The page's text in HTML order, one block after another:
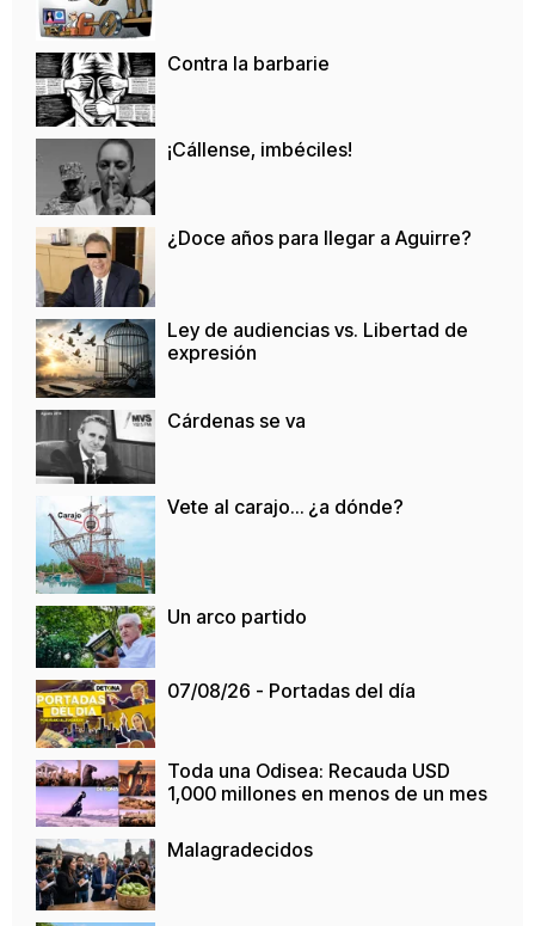
Contra la barbarie
¡Cállense, imbéciles!
¿Doce años para llegar a Aguirre?
Ley de audiencias vs. Libertad de
expresión
Cárdenas se va
Vete al carajo… ¿a dónde?
Un arco partido
07/08/26 - Portadas del día
Toda una Odisea: Recauda USD
1,000 millones en menos de un mes
Malagradecidos